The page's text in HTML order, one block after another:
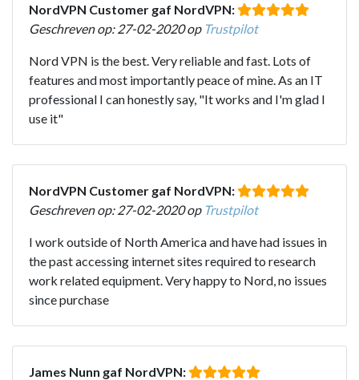
NordVPN Customer gaf NordVPN:
Geschreven op: 27-02-2020 op Trustpilot
Nord VPN is the best. Very reliable and fast. Lots of
features and most importantly peace of mine. As an IT
professional I can honestly say, "It works and I'm glad I
use it"
NordVPN Customer gaf NordVPN:
Geschreven op: 27-02-2020 op Trustpilot
I work outside of North America and have had issues in
the past accessing internet sites required to research
work related equipment. Very happy to Nord, no issues
since purchase
James Nunn gaf NordVPN: